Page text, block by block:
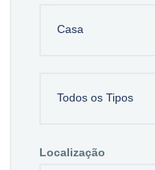
Casa
Todos os Tipos
Localização